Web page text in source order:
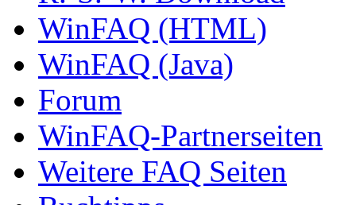
WinFAQ (HTML)
WinFAQ (Java)
Forum
WinFAQ-Partnerseiten
Weitere FAQ Seiten